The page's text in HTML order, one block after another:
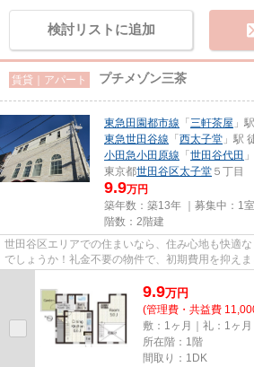
検討リストに追加
賃貸｜アパート プチメゾン三茶
東急田園都市線 「 三軒茶屋 」
東急世田谷線 「 西太子堂 」駅
小田急小田原線 「 世田谷代田
東京都世田谷区太子堂 ５丁目
9.9万円
築年数：築13年 ｜募集中： 1室
階数：2階建
世田谷区エリアでの住まいなら、住み心地も快適
でしょうか！礼金不要の物件で、初期費用を抑え
9.9万円
(管理費・共益費
敷：1ヶ月｜礼：1ヶ月
所在階：1階
間取り：1DK